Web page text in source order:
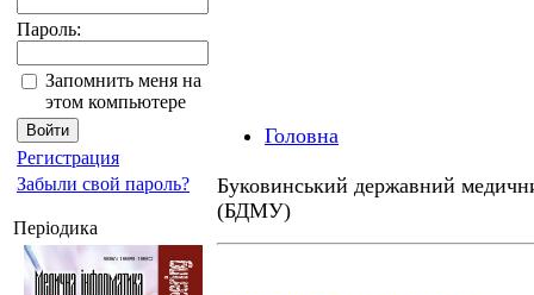
Пароль:
Запомнить меня на
этом компьютере
Регистрация
Забыли свой пароль?
Періодика
Головна
Буковинський державний
(БДМУ)